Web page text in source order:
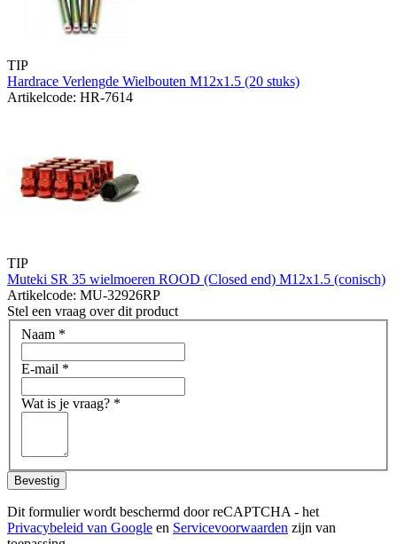
TIP
Hardrace Verlengde Wielbouten M12x1.5 (20 stuks)
Artikelcode: HR-7614
TIP
Muteki SR 35 wielmoeren ROOD (Closed end) M12x1.5 (conisch)
Artikelcode: MU-32926RP
Stel een vraag over dit product
Naam *
E-mail *
Wat is je vraag? *
Bevestig
Dit formulier wordt beschermd door reCAPTCHA - het
Privacybeleid van Google en Servicevoorwaarden zijn van